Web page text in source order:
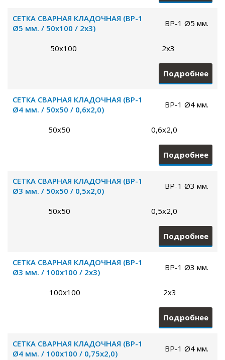
СЕТКА СВАРНАЯ КЛАДОЧНАЯ (ВР-1
Ø5 мм. / 50х100 / 2х3)
ВР-1 Ø5 мм.
50х100 2х3
Подробнее
СЕТКА СВАРНАЯ КЛАДОЧНАЯ (ВР-1
Ø4 мм. / 50х50 / 0,6х2,0)
ВР-1 Ø4 мм.
50х50 0,6х2,0
Подробнее
СЕТКА СВАРНАЯ КЛАДОЧНАЯ (ВР-1
Ø3 мм. / 50х50 / 0,5х2,0)
ВР-1 Ø3 мм.
50х50 0,5х2,0
Подробнее
СЕТКА СВАРНАЯ КЛАДОЧНАЯ (ВР-1
Ø3 мм. / 100х100 / 2х3)
ВР-1 Ø3 мм.
100х100 2х3
Подробнее
СЕТКА СВАРНАЯ КЛАДОЧНАЯ (ВР-1
Ø4 мм. / 100х100 / 0,75х2,0)
ВР-1 Ø4 мм.